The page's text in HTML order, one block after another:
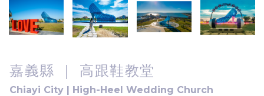
嘉義縣 ｜ 高跟鞋教堂
Chiayi City | High-Heel Wedding Church